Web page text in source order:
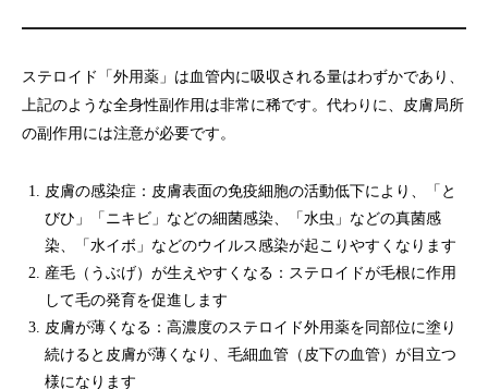
ステロイド「外用薬」は血管内に吸収される量はわずかであり、
上記のような全身性副作用は非常に稀です。代わりに、皮膚局所
の副作用には注意が必要です。
皮膚の感染症：皮膚表面の免疫細胞の活動低下により、「と
びひ」「ニキビ」などの細菌感染、「水虫」などの真菌感
染、「水イボ」などのウイルス感染が起こりやすくなります
産毛（うぶげ）が生えやすくなる：ステロイドが毛根に作用
して毛の発育を促進します
皮膚が薄くなる：高濃度のステロイド外用薬を同部位に塗り
続けると皮膚が薄くなり、毛細血管（皮下の血管）が目立つ
様になります